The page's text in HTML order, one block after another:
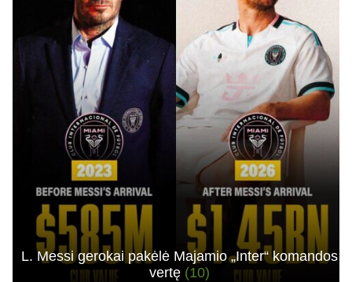
L. Messi gerokai pakėlė Majamio „Inter“ komandos
vertę (10)